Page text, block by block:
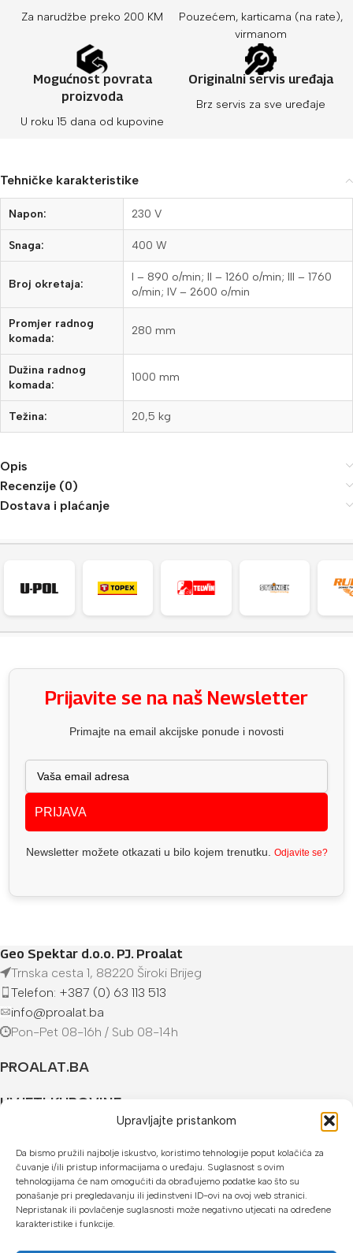
Upravljajte pristankom
Da bismo pružili najbolje iskustvo, koristimo tehnologije poput kolačića za
čuvanje i/ili pristup informacijama o uređaju. Suglasnost s ovim
tehnologijama će nam omogućiti da obrađujemo podatke kao što su
ponašanje pri pregledavanju ili jedinstveni ID-ovi na ovoj web stranici.
Nepristanak ili povlačenje suglasnosti može negativno utjecati na određene
karakteristike i funkcije.
Za narudžbe preko 200 KM
Pouzećem, karticama (na rate),
virmanom
Mogućnost povrata
proizvoda
U roku 15 dana od kupovine
Originalni servis uređaja
Brz servis za sve uređaje
Tehničke karakteristike
Napon: 230 V
Snaga: 400 W
Broj okretaja:
I – 890 o/min; II – 1260 o/min; III – 1760
o/min; IV – 2600 o/min
Promjer radnog
komada:
280 mm
Dužina radnog
komada:
1000 mm
Težina: 20,5 kg
Opis
Recenzije (0)
Dostava i plaćanje
Prijavite se na naš Newsletter
Primajte na email akcijske ponude i novosti
PRIJAVA
Newsletter možete otkazati u bilo kojem trenutku. Odjavite se?
Geo Spektar d.o.o. PJ. Proalat
Trnska cesta 1, 88220 Široki Brijeg
Telefon: +387 (0) 63 113 513
info@proalat.ba
Pon-Pet 08-16h / Sub 08-14h
PROALAT.BA
UVJETI KUPOVINE
U našoj web trgovini možete platiti:
Kreditnim karticama jednokratno ili do 24 rate
Općom uplatnicom, virmanom, internet bankarstvom